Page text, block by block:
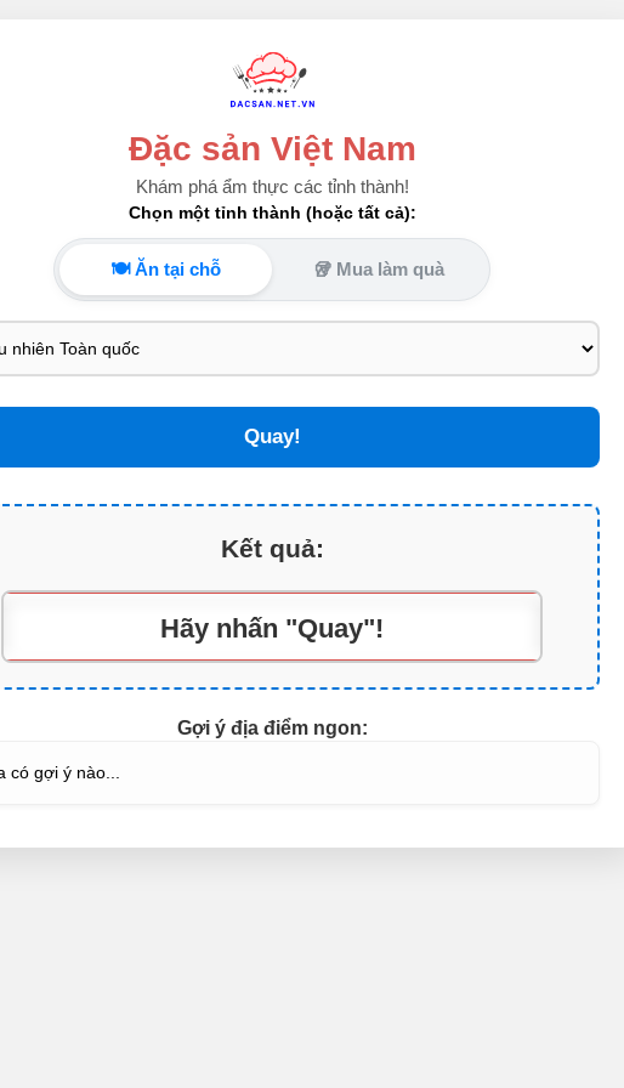
Đặc sản Việt Nam
Khám phá ẩm thực các tỉnh thành!
Chọn một tỉnh thành (hoặc tất cả):
🍽️ Ăn tại chỗ 🥡 Mua làm quà
Quay!
Kết quả:
Hãy nhấn "Quay"!
Gợi ý địa điểm ngon:
có gợi ý nào...